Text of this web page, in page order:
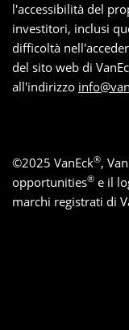
l'accessibilità del
investitori, inclusi
difficoltà
del sito web di
all'indirizzo
©2025 VanEck®,
opportunities® e il
marchi registrati di